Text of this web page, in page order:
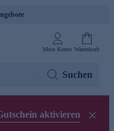
Mein Konto Warenkorb
Suchen
aktivieren